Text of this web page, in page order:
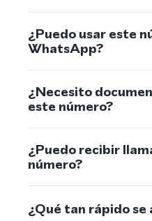
¿Puedo usar este
WhatsApp?
¿Necesito
este número?
¿Puedo recibir
número?
¿Qué tan rápido